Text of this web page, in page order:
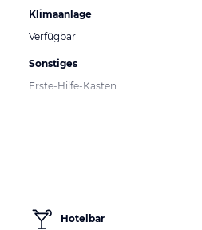
Klimaanlage
Verfügbar
Sonstiges
Erste-Hilfe-Kasten
Hotelbar